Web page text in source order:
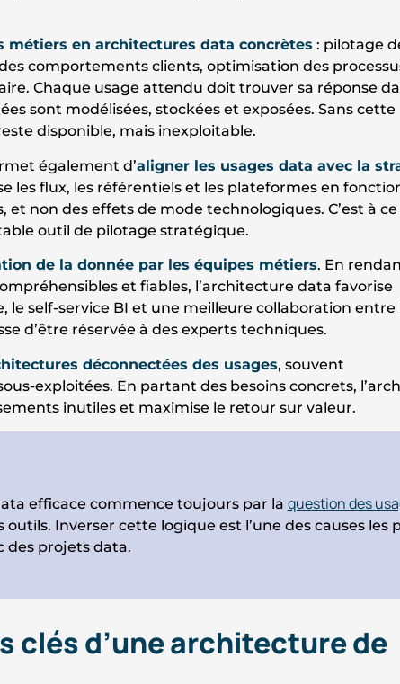
métiers en architectures data concrètes : pilotage
comportements clients, optimisation des
Chaque usage attendu doit trouver sa réponse
sont modélisées, stockées et exposées. Sans cette
disponible, mais inexploitable.
également d’aligner les usages data avec la
les flux, les référentiels et les plateformes en
et non des effets de mode technologiques. C’est à
outil de pilotage stratégique.
de la donnée par les équipes métiers. En
et fiables, l’architecture data favorise
le self-service BI et une meilleure collaboration entre
d’être réservée à des experts techniques.
déconnectées des usages, souvent
exploitées. En partant des besoins concrets,
inutiles et maximise le retour sur valeur.
efficace commence toujours par la question des
outils. Inverser cette logique est l’une des causes les
des projets data.
clés d’une architecture de